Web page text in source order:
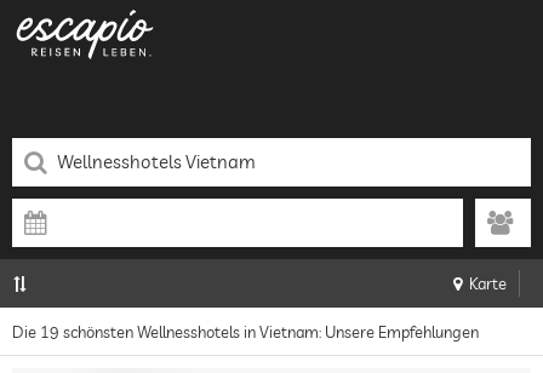
Karte
Die 19 schönsten Wellnesshotels in Vietnam: Unsere Empfehlungen